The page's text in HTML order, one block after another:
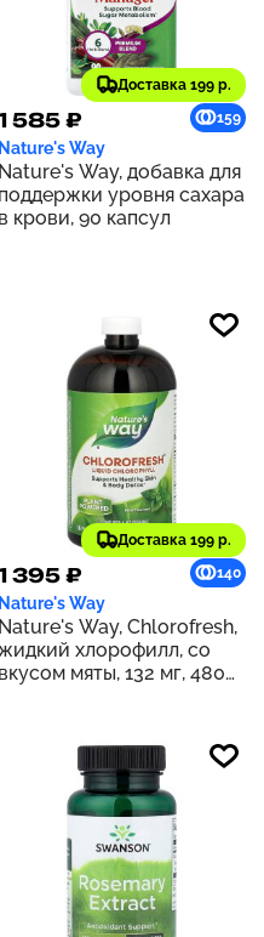
Доставка 199 р.
585 ₽ 159
Nature's Way
Nature's Way, добавка для
поддержки уровня сахара
в крови, 90 капсул
Доставка 199 р.
395 ₽ 140
Nature's Way
Nature's Way, Chlorofresh,
хлорофилл, со
вкусом мяты, 132 мг, 480